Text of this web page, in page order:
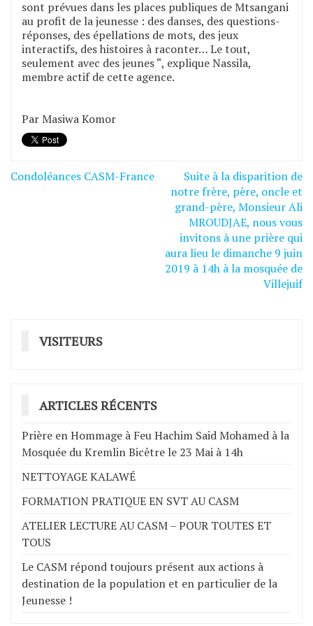
sont prévues dans les places publiques de Mtsangani
au profit de la jeunesse : des danses, des questions-
réponses, des épellations de mots, des jeux
interactifs, des histoires à raconter… Le tout,
seulement avec des jeunes “, explique Nassila,
membre actif de cette agence.
Par Masiwa Komor
Navigation
Condoléances CASM-France
Suite à la disparition de
notre frère, père, oncle et
grand-père, Monsieur Ali
MROUDJAE, nous vous
invitons à une prière qui
aura lieu le dimanche 9 juin
2019 à 14h à la mosquée de
Villejuif
VISITEURS
ARTICLES RÉCENTS
Prière en Hommage à Feu Hachim Said Mohamed à la
Mosquée du Kremlin Bicêtre le 23 Mai à 14h
NETTOYAGE KALAWÉ
FORMATION PRATIQUE EN SVT AU CASM
ATELIER LECTURE AU CASM – POUR TOUTES ET
TOUS
Le CASM répond toujours présent aux actions à
destination de la population et en particulier de la
Jeunesse !